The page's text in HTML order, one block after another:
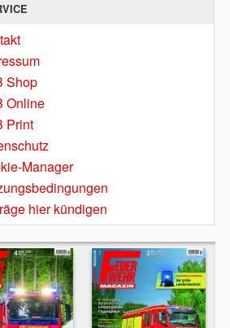
Shop
Online
Print
Manager
hier kündigen